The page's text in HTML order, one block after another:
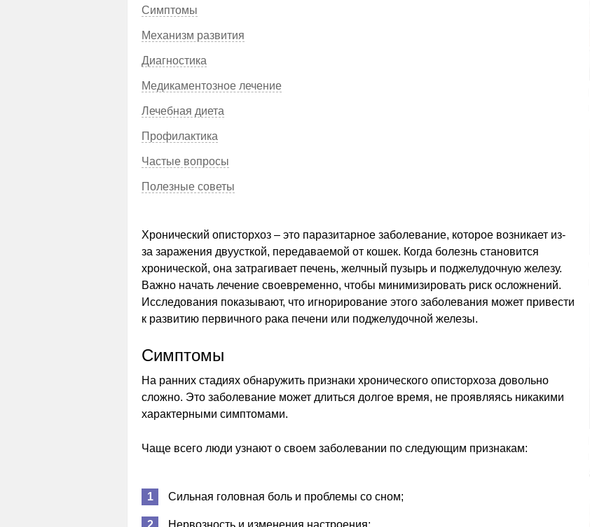
Симптомы
Механизм развития
Диагностика
Медикаментозное лечение
Лечебная диета
Профилактика
Частые вопросы
Полезные советы
Хронический описторхоз – это паразитарное заболевание, которое возникает из-
за заражения двуусткой, передаваемой от кошек. Когда болезнь становится
хронической, она затрагивает печень, желчный пузырь и поджелудочную железу.
Важно начать лечение своевременно, чтобы минимизировать риск осложнений.
Исследования показывают, что игнорирование этого заболевания может привести
к развитию первичного рака печени или поджелудочной железы.
Симптомы
На ранних стадиях обнаружить признаки хронического описторхоза довольно
сложно. Это заболевание может длиться долгое время, не проявляясь никакими
характерными симптомами.
Чаще всего люди узнают о своем заболевании по следующим признакам:
Сильная головная боль и проблемы со сном;
Нервозность и изменения настроения;